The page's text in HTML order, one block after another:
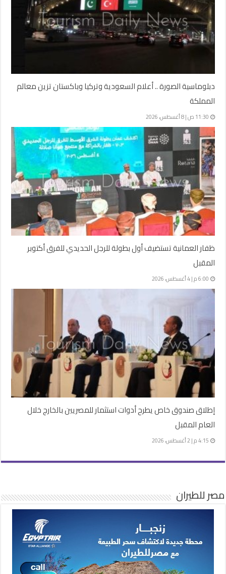
دبلوماسية الصورة .. أعلام السعودية وتركيا وباكستان تزين معالم
المملكة
11:30 ص | 8 أغسطس، 2026
ظفار العمانية تستضيف أول بطولة للرجل الحديدي للفرق أكتوبر
المقبل
6:00 م | 4 أغسطس، 2026
إطلاق صندوق خاص يطرح أدوات استثمار للمصريين بالخارج خلال
العام المقبل
4:15 م | 2 أغسطس، 2026
مصر للطيران